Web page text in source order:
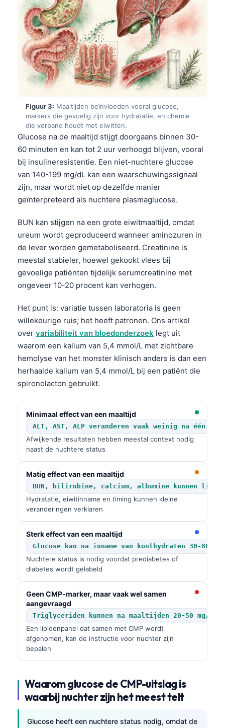
Figuur 3: Maaltijden beïnvloeden vooral glucose,
markers die gevoelig zijn voor hydratatie, en chemie
die verband houdt met eiwitten.
Glucose na de maaltijd stijgt doorgaans binnen 30-
60 minuten en kan tot 2 uur verhoogd blijven, vooral
bij insulineresistentie. Een niet-nuchtere glucose
van 140-199 mg/dL kan een waarschuwingssignaal
zijn, maar wordt niet op dezelfde manier
geïnterpreteerd als nuchtere plasmaglucose.
BUN kan stijgen na een grote eiwitmaaltijd, omdat
ureum wordt geproduceerd wanneer aminozuren in
de lever worden gemetaboliseerd. Creatinine is
meestal stabieler, hoewel gekookt vlees bij
gevoelige patiënten tijdelijk serumcreatinine met
ongeveer 10-20 procent kan verhogen.
Het punt is: variatie tussen laboratoria is geen
willekeurige ruis; het heeft patronen. Ons artikel
over variabiliteit van bloedonderzoek legt uit
waarom een kalium van 5,4 mmol/L met zichtbare
hemolyse van het monster klinisch anders is dan een
herhaalde kalium van 5,4 mmol/L bij een patiënt die
spironolacton gebruikt.
Minimaal effect van een maaltijd
ALT, AST, ALP veranderen vaak weinig na één
Afwijkende resultaten hebben meestal context nodig
naast de nuchtere status
Matig effect van een maaltijd
BUN, bilirubine, calcium, albumine kunnen licht
Hydratatie, eiwitinname en timing kunnen kleine
veranderingen verklaren
Sterk effect van een maaltijd
Glucose kan na inname van koolhydraten 30-80
Nuchtere status is nodig voordat prediabetes of
diabetes wordt gelabeld
Geen CMP-marker, maar vaak wel samen
aangevraagd
Triglyceriden kunnen na maaltijden 20-50 mg/dL
Een lipidenpanel dat samen met CMP wordt
afgenomen, kan de instructie voor nuchter zijn
bepalen
Waarom glucose de CMP-uitslag is
waarbij nuchter zijn het meest telt
Glucose heeft een nuchtere status nodig, omdat de